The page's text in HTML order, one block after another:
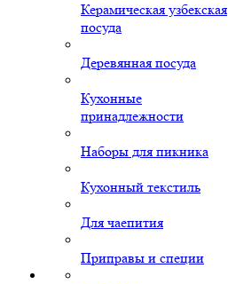
Керамическая узбекская
посуда
Деревянная посуда
Кухонные
принадлежности
Наборы для пикника
Кухонный текстиль
Для чаепития
Приправы и специи